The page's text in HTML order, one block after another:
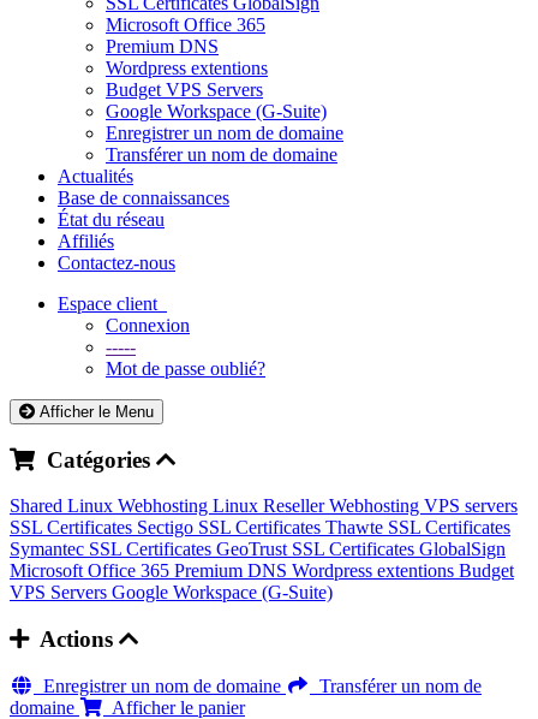
Microsoft Office 365
Premium DNS
Wordpress extentions
Budget VPS Servers
Google Workspace (G-Suite)
Enregistrer un nom de domaine
Transférer un nom de domaine
Actualités
Base de connaissances
État du réseau
Affiliés
Contactez-nous
Espace client
Connexion
-----
Mot de passe oublié?
Afficher le Menu
Catégories
Shared Linux Webhosting Linux Reseller Webhosting VPS servers
SSL Certificates Sectigo SSL Certificates Thawte SSL Certificates
Symantec SSL Certificates GeoTrust SSL Certificates GlobalSign
Microsoft Office 365 Premium DNS Wordpress extentions Budget
VPS Servers Google Workspace (G-Suite)
Actions
Enregistrer un nom de domaine
Transférer un nom de
domaine
Afficher le panier